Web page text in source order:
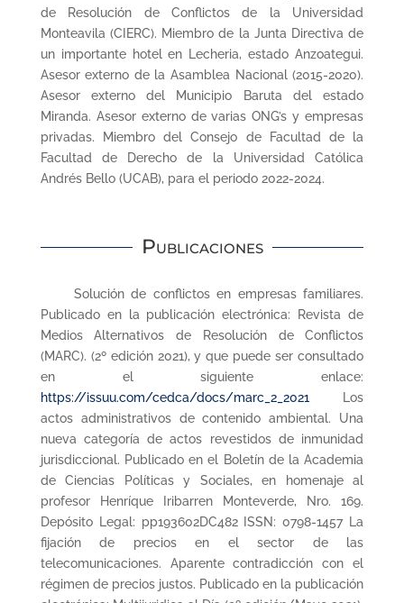
de Resolución de Conflictos de la Universidad
Monteavila (CIERC). Miembro de la Junta Directiva de
un importante hotel en Lecheria, estado Anzoategui.
Asesor externo de la Asamblea Nacional (2015-2020).
Asesor externo del Municipio Baruta del estado
Miranda. Asesor externo de varias ONG’s y empresas
privadas. Miembro del Consejo de Facultad de la
Facultad de Derecho de la Universidad Católica
Andrés Bello (UCAB), para el periodo 2022-2024.
Publicaciones
Solución de conflictos en empresas familiares.
Publicado en la publicación electrónica: Revista de
Medios Alternativos de Resolución de Conflictos
(MARC). (2º edición 2021), y que puede ser consultado
en el siguiente enlace:
https://issuu.com/cedca/docs/marc_2_2021Los
actos administrativos de contenido ambiental. Una
nueva categoría de actos revestidos de inmunidad
jurisdiccional. Publicado en el Boletín de la Academia
de Ciencias Políticas y Sociales, en homenaje al
profesor Henríque Iribarren Monteverde, Nro. 169.
Depósito Legal: pp193602DC482 ISSN: 0798-1457 La
fijación de precios en el sector de las
telecomunicaciones. Aparente contradicción con el
régimen de precios justos. Publicado en la publicación